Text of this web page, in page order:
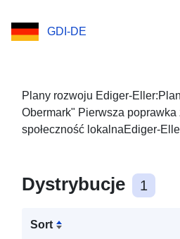
GDI-DE
Plany rozwoju Ediger-
Obermark" Pierwsza poprawka
społeczność lokalnaEdiger-
Dystrybucje 1
Sort